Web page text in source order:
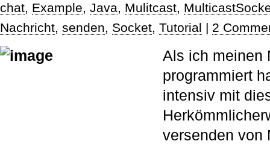
chat, Example, Java, Mulitcast,
Nachricht, senden, Socket, Tutorial | 2
Als ich meinen
programmiert
intensiv mit
versenden von